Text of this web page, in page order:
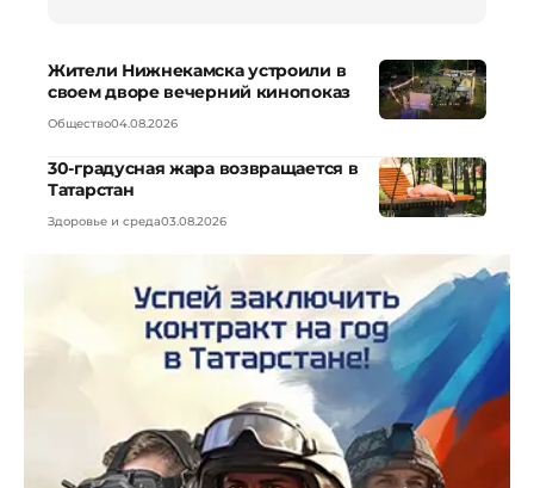
Жители Нижнекамска устроили в
своем дворе вечерний кинопоказ
Общество04.08.2026
30-градусная жара возвращается в
Татарстан
Здоровье и среда03.08.2026